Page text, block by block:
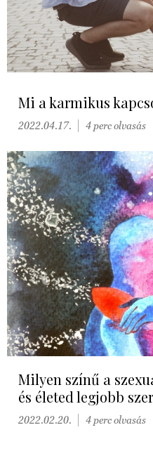
Mi a karmikus
2022.04.17. 4 perc olvasás
Milyen színű a
és életed legjobb
2022.02.20. 4 perc olvasás